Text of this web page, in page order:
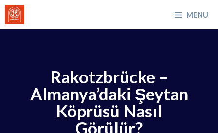
İçeriğe
atla
MENU
Rakotzbrücke –
Almanya’daki Şeytan
Köprüsü Nasıl
Görülür?